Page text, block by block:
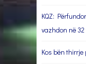
KQZ:
vazhdon në
Kos bën